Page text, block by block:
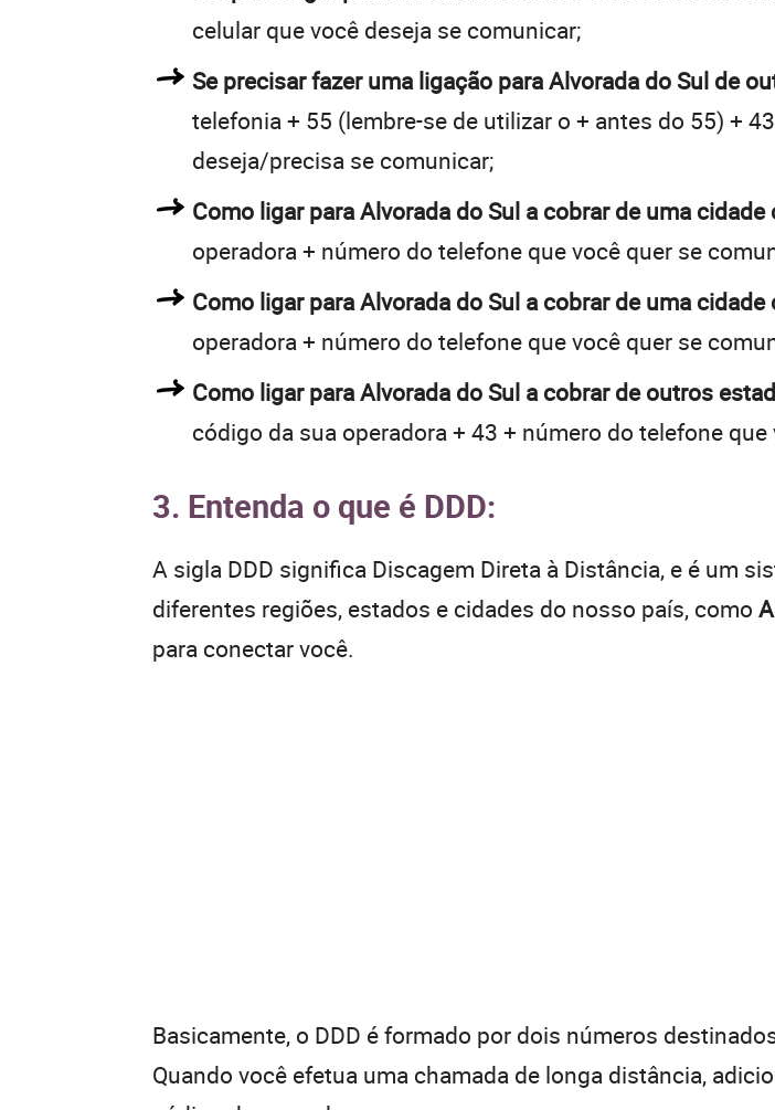
celular que você deseja se comunicar;
Se precisar fazer uma ligação para Alvorada do Sul de
telefonia + 55 (lembre-se de utilizar o + antes do 55) +
deseja/precisa se comunicar;
Como ligar para Alvorada do Sul a cobrar de uma
operadora + número do telefone que você quer se
Como ligar para Alvorada do Sul a cobrar de uma
operadora + número do telefone que você quer se
Como ligar para Alvorada do Sul a cobrar de outros
código da sua operadora + 43 + número do telefone
3. Entenda o que é DDD:
A sigla DDD significa Discagem Direta à Distância, e é um
diferentes regiões, estados e cidades do nosso país, como
para conectar você.
Basicamente, o DDD é formado por dois números
Quando você efetua uma chamada de longa distância,